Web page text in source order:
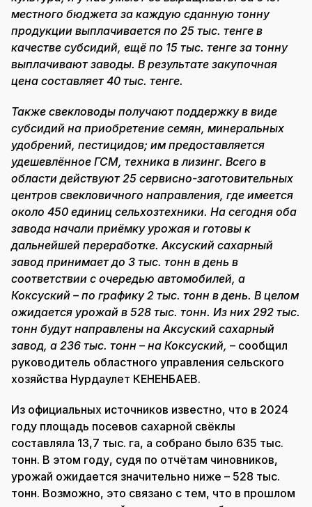
местного бюджета за каждую сданную тонну
продукции выплачивается по 25 тыс. тенге в
качестве субсидий, ещё по 15 тыс. тенге за тонну
выплачивают заводы. В результате закупочная
цена составляет 40 тыс. тенге.
Также свекловоды получают поддержку в виде
субсидий на приобретение семян, минеральных
удобрений, пестицидов; им предоставляется
удешевлённое ГСМ, техника в лизинг. Всего в
области действуют 25 сервисно-заготовительных
центров свекловичного направления, где имеется
около 450 единиц сельхозтехники. На сегодня оба
завода начали приёмку урожая и готовы к
дальнейшей переработке. Аксуский сахарный
завод принимает до 3 тыс. тонн в день в
соответствии с очередью автомобилей, а
Коксуский – по графику 2 тыс. тонн в день. В целом
ожидается урожай в 528 тыс. тонн. Из них 292 тыс.
тонн будут направлены на Аксуский сахарный
завод, а 236 тыс. тонн – на Коксуский, – сообщил
руководитель областного управления сельского
хозяйства Нурдаулет КЕНЕНБАЕВ.
Из официальных источников известно, что в 2024
году площадь посевов сахарной свёклы
составляла 13,7 тыс. га, а собрано было 635 тыс.
тонн. В этом году, судя по отчётам чиновников,
урожай ожидается значительно ниже – 528 тыс.
тонн. Возможно, это связано с тем, что в прошлом